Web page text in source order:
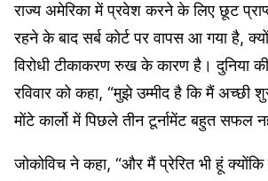
राज्य अमेरिका में प्रवेश करने के लिए छूट
रहने के बाद सर्ब कोर्ट पर वापस आ गया है,
विरोधी टीकाकरण रुख के कारण है। दुनिया
रविवार को कहा, “मुझे उम्मीद है कि मैं
मोंटे कार्लो में पिछले तीन टूर्नामेंट बहुत सफल
जोकोविच ने कहा, “और मैं प्रेरित भी हूं